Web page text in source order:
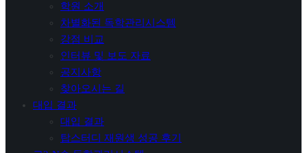
학원 소개
차별화된 독학관리시스템
강점 비교
인터뷰 및 보도 자료
공지사항
찾아오시는 길
대입 결과
대입 결과
탑스터디 재원생 성공 후기